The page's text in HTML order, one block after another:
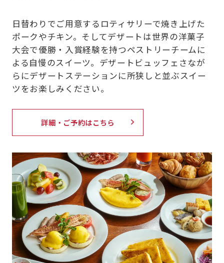
日替わりでご用意するロティサリーで焼き上げた
ポークやチキン。そしてデザートは世界の洋菓子
大会で優勝・入賞経験を持つペストリーチームに
よる自慢のスイーツ。デザートビュッフェさなが
らにデザートステーションに所狭しと並ぶスイー
ツをお楽しみください。
詳細・ご予約はこちら